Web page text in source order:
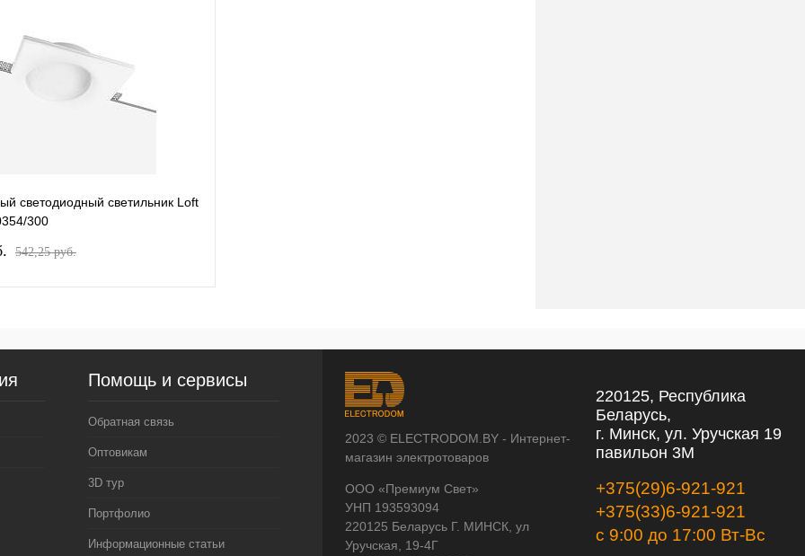
светодиодный светильник Loft
300
542,25 pуб.
Помощь и сервисы
Обратная связь
Оптовикам
3D тур
Портфолио
Информационные статьи
2023 © ELECTRODOM.BY - Интернет-
магазин электротоваров
ООО «Премиум Свет»
УНП 193593094
220125 Беларусь Г. МИНСК, ул
Уручская, 19-4Г
220125, Республика
Беларусь,
г. Минск, ул. Уручская 19
павильон 3М
+375(29)6-921-921
+375(33)6-921-921
с 9:00 до 17:00 Вт-Вс